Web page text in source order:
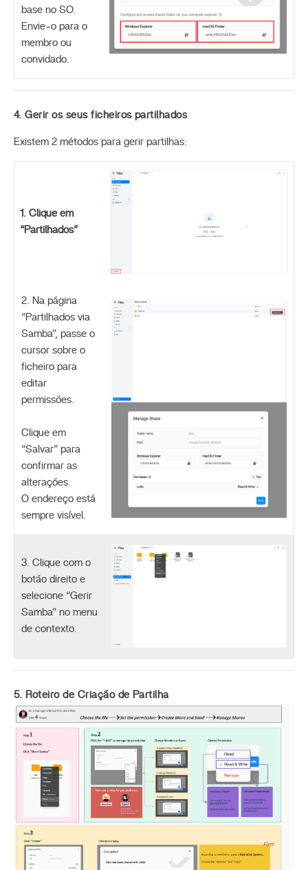
base no SO.
Envie-o para o
membro ou
convidado.
4. Gerir os seus ficheiros partilhados
Existem 2 métodos para gerir partilhas:
1. Clique em
“Partilhados”
2. Na página
“Partilhados via
Samba”, passe o
cursor sobre o
ficheiro para
editar
permissões.
Clique em
“Salvar” para
confirmar as
alterações.
O endereço está
sempre visível.
3. Clique com o
botão direito e
selecione “Gerir
Samba” no menu
de contexto.
5. Roteiro de Criação de Partilha